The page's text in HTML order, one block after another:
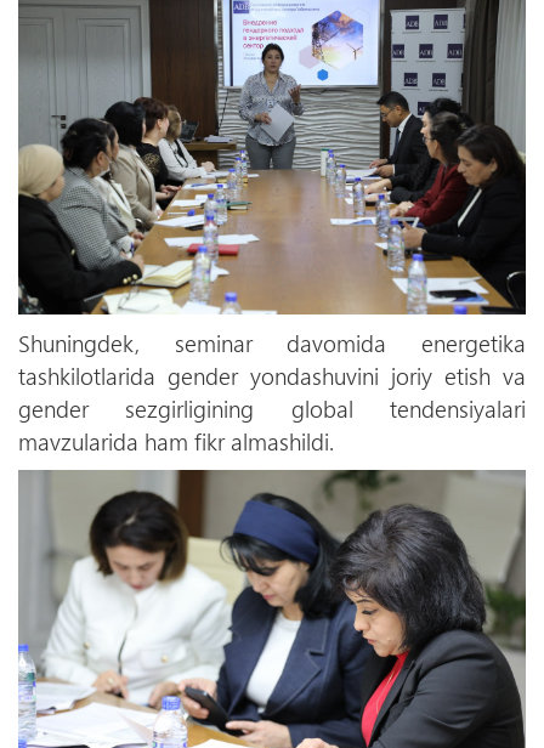
Shuningdek, seminar davomida energetika
tashkilotlarida gender yondashuvini joriy etish va
gender sezgirligining global tendensiyalari
mavzularida ham fikr almashildi.